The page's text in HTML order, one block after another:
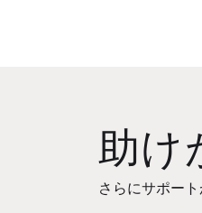
助け
さらにサポー